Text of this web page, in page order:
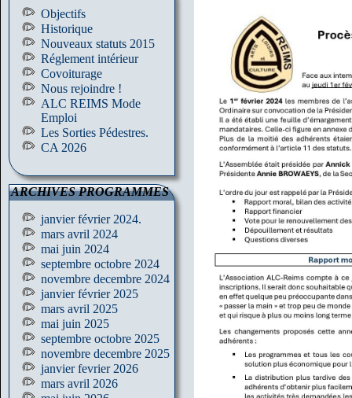
Objectifs
Historique
Nouveaux statuts 2015
Réglement intérieur
Covoiturage
Nous rejoindre !
ALC REIMS Mode
Emploi
Les Sorties Pédestres.
CA 2026
ARCHIVES PROGRAMMES
janvier février 2024.
mars avril 2024
mai juin 2024
septembre octobre 2024
novembre decembre 2024
janvier février 2025
mars avril 2025
mai juin 2025
septembre octobre 2025
novembre decembre 2025
janvier fevrier 2026
mars avril 2026